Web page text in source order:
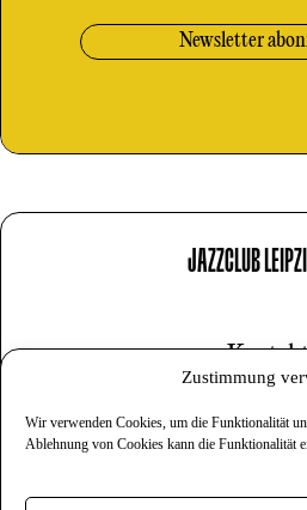
Zustimmung
Wir verwenden Cookies, um die Funktionalität
Ablehnung von Cookies kann die Funktionalität
JAZZCLUB